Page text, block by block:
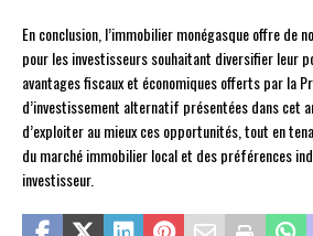
En conclusion, l’immobilier monégasque offre de
pour les investisseurs souhaitant diversifier leur
avantages fiscaux et économiques offerts par la
d’investissement alternatif présentées dans cet
d’exploiter au mieux ces opportunités, tout en
du marché immobilier local et des préférences
investisseur.